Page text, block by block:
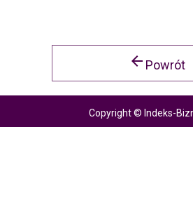
arrow_back Powrót
Copyright © Indeks-